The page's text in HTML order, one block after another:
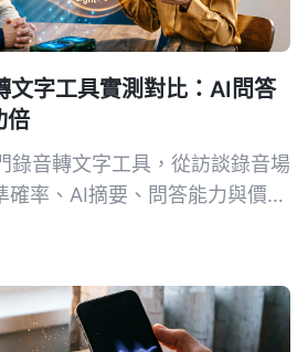
字工具實測對比：AI問答
倍
錄音轉文字工具，從訪談錄音場
確率、AI摘要、問答能力與價